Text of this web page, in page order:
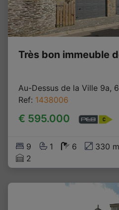
Très bon immeuble
Au-Dessus de la Ville 9a,
Ref: 1438006
€ 595.000
9 1 6 330
2